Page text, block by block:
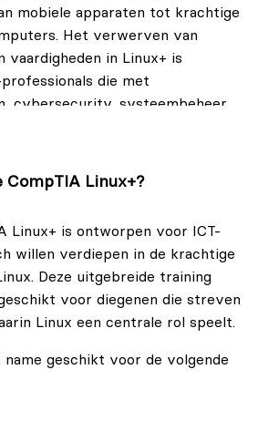
mobiele apparaten tot krachtige
Het verwerven van
vaardigheden in Linux+ is
die met
cybersecurity, systeembeheer
is voor ICT-professionals die
aangeboden door CompTIA,
van wereldwijd
en -certificaten, is gericht op
en beveiligingsvaardigheden
ICT-functies.
Linux+ bereidt ICT-professionals
CompTIA Linux+?
Linux+ is ontworpen voor ICT-
willen verdiepen in de krachtige
Deze uitgebreide training
voor diegenen die streven
Linux een centrale rol speelt.
name geschikt voor de volgende